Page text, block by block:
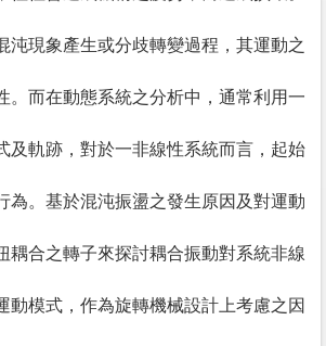
沌現象產生或分歧轉變過程，其運動之
。而在動態系統之分析中，通常利用一
及軌跡，對於一非線性系統而言，起始
為。基於混沌振盪之發生原因及對運動
耦合之轉子來探討耦合振動對系統非線
動模式，作為旋轉機械設計上考慮之因